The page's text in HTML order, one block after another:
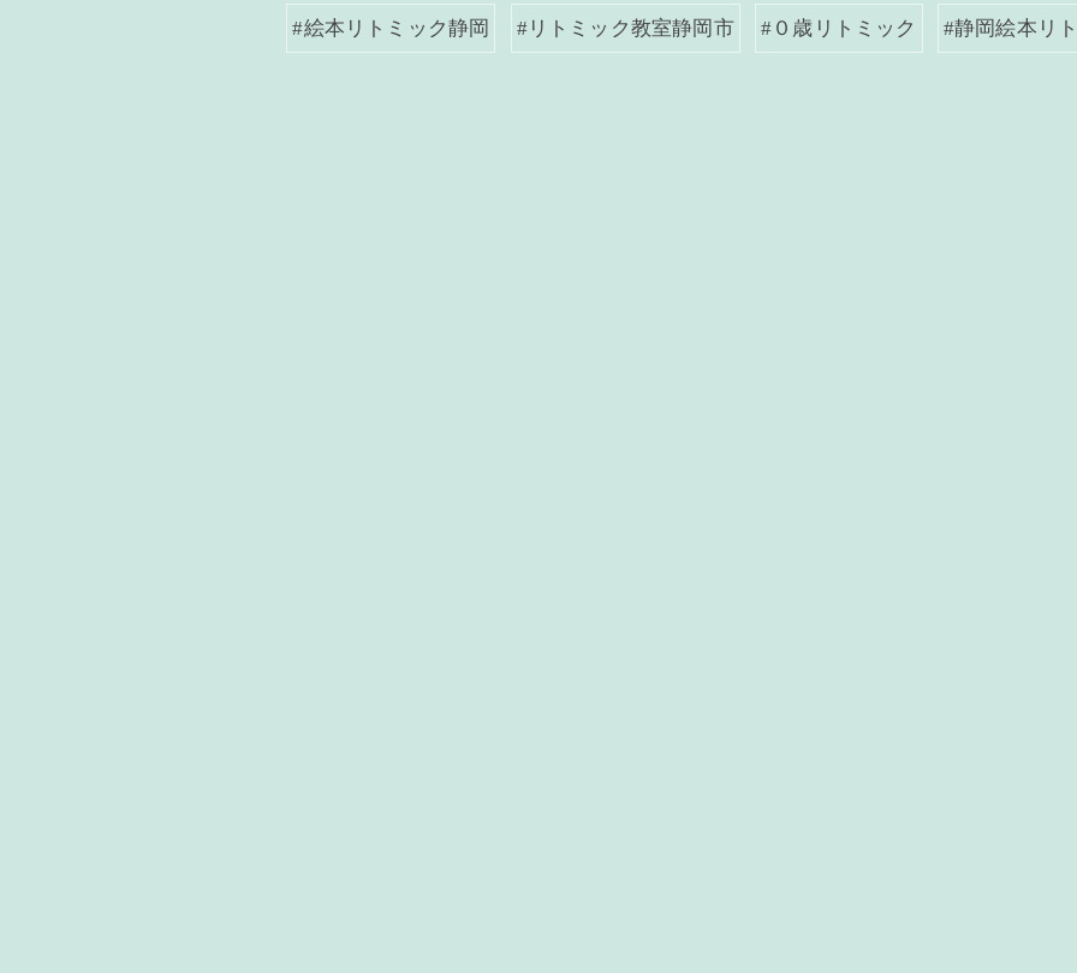
#絵本リトミック静岡 #リトミック教室静岡市 #０歳リトミック #静岡絵本リ